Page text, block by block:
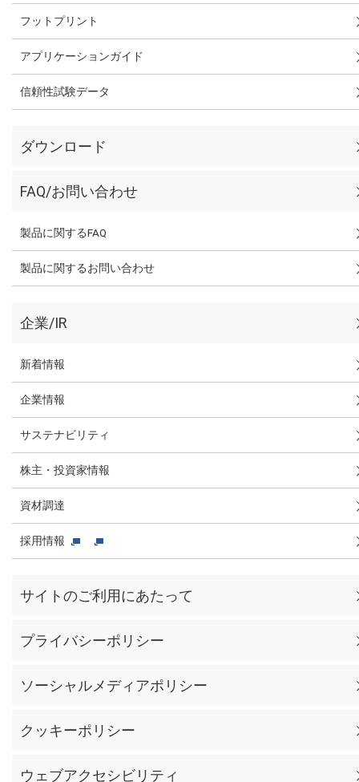
フットプリント
アプリケーションガイド
信頼性試験データ
ダウンロード
FAQ/お問い合わせ
製品に関するFAQ
製品に関するお問い合わせ
企業/IR
新着情報
企業情報
サステナビリティ
株主・投資家情報
資材調達
採用情報
サイトのご利用にあたって
プライバシーポリシー
ソーシャルメディアポリシー
クッキーポリシー
ウェブアクセシビリティ